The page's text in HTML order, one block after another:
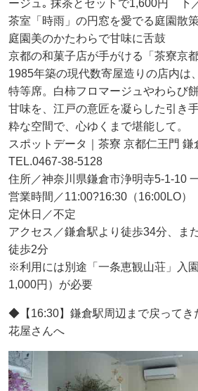
ージュ｡ 抹茶とセットで1,600円 下
茶室「時雨」の円窓を愛でる庭園散
庭園美のかたわらで甘味に舌鼓
京都の和菓子店が手がける「茶寮京
1985年築の現代数寄屋造りの店内は
特等席。白柿フロマージュやわらび
甘味を、江戸の意匠を凝らした引き
粋な空間で、心ゆくまで堪能して。
スポットデータ｜茶寮 京都仁王門
TEL.0467-38-5128
住所／神奈川県鎌倉市浄明寺5-1-10
営業時間／11:00?16:30（16:00LO）
定休日／不定
アクセス／鎌倉駅より徒歩34分、ま
徒歩2分
※利用には別途「一条恵観山荘」入
1,000円）が必要
◆【16:30】鎌倉駅周辺まで戻ってき
花屋さんへ